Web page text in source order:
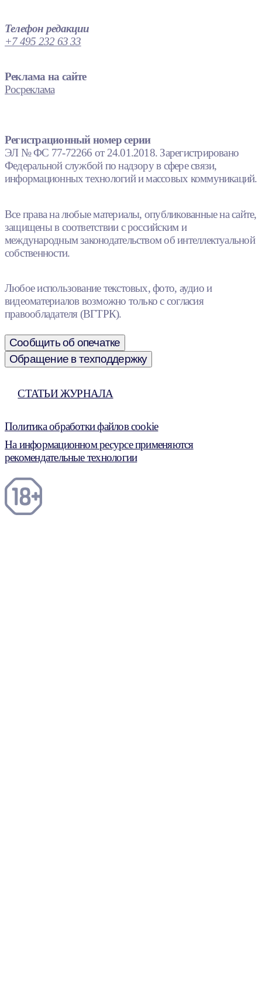
Телефон редакции
+7 495 232 63 33
Реклама на сайте
Росреклама
Регистрационный номер серии
ЭЛ № ФС 77-72266 от 24.01.2018. Зарегистрировано
Федеральной службой по надзору в сфере связи,
информационных технологий и массовых коммуникаций.
Все права на любые материалы, опубликованные на сайте,
защищены в соответствии с российским и
международным законодательством об интеллектуальной
собственности.
Любое использование текстовых, фото, аудио и
видеоматериалов возможно только с согласия
правообладателя (ВГТРК).
Сообщить об опечатке
Обращение в техподдержку
СТАТЬИ ЖУРНАЛА
Политика обработки файлов cookie
На информационном ресурсе применяются
рекомендательные технологии